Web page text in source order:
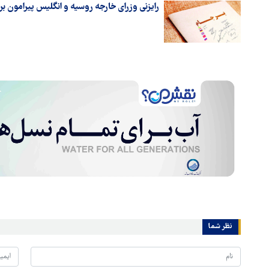
رایزنی وزرای خارجه روسیه و انگلیس پیرامون
نظر شما